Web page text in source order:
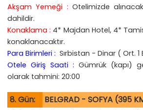
Akşam Yemeği : Otelimizde
dahildir.
Konaklama : 4* Majdan Hotel, 4*
konaklanacaktır.
Para Birimleri : Sırbistan - Dinar ( Ort. 1
Otele Giriş Saati : Gümrük (kapı)
olarak tahmini: 20:00
8. Gün: BELGRAD - SOFYA (395